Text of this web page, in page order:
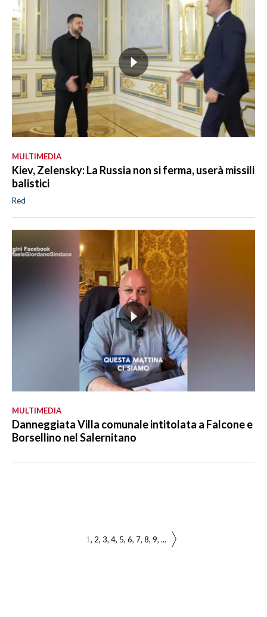
MULTIMEDIA
Kiev, Zelensky: La Russia non si ferma, userà missili
balistici
Red
MULTIMEDIA
Danneggiata Villa comunale intitolata a Falcone e
Borsellino nel Salernitano
1 2 3 4 5 6 7 8 9 ...